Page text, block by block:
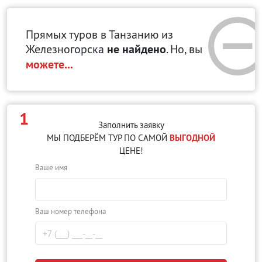
Прямых туров в Танзанию из
Железногорска не найдено. Но, вы
можете...
1
Заполнить заявку
МЫ ПОДБЕРЁМ ТУР ПО САМОЙ ВЫГОДНОЙ
ЦЕНЕ!
Ваше имя
Ваш номер телефона